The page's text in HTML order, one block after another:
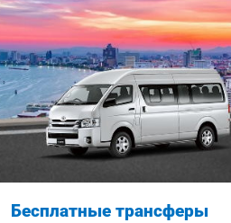
Бесплатные трансферы